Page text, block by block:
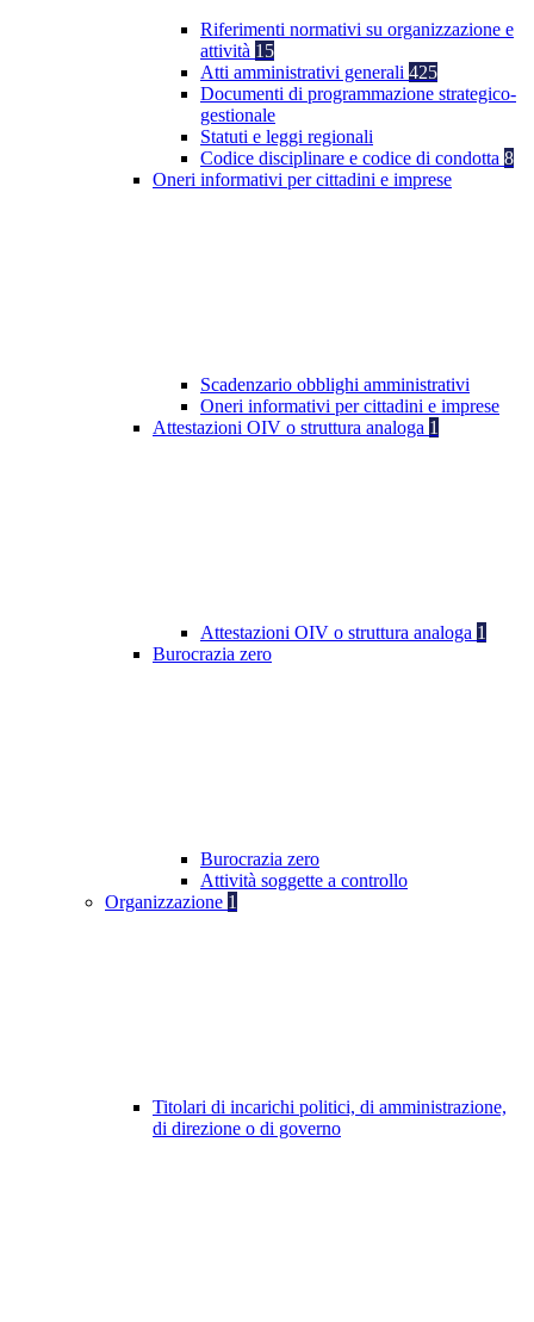
Riferimenti normativi su organizzazione e
attività 15
Atti amministrativi generali 425
Documenti di programmazione strategico-
gestionale
Statuti e leggi regionali
Codice disciplinare e codice di condotta 8
Oneri informativi per cittadini e imprese
Scadenzario obblighi amministrativi
Oneri informativi per cittadini e imprese
Attestazioni OIV o struttura analoga 1
Attestazioni OIV o struttura analoga 1
Burocrazia zero
Burocrazia zero
Attività soggette a controllo
Organizzazione 1
Titolari di incarichi politici, di amministrazione,
di direzione o di governo